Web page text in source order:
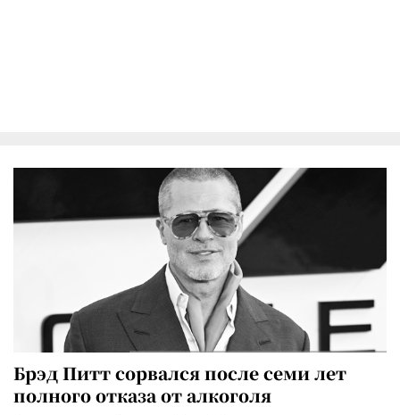
Брэд Питт сорвался после семи лет
полного отказа от алкоголя